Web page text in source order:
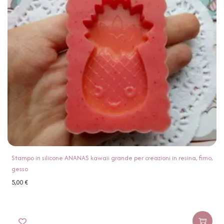
Stampo in silicone ANANAS kawaii grande per creazioni in resina, fimo,
gesso
5,00€